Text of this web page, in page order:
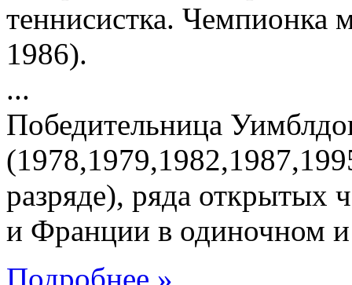
теннисистка. Чемпионка
1986).
...
Победительница
разряде), ряда
и Франции в одиночном и